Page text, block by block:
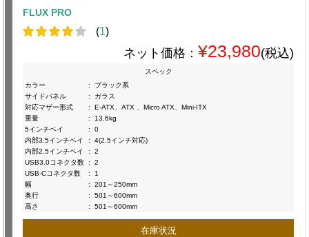
FLUX PRO
(1)
ネット価格： ¥23,980(税込)
スペック
カラー
:
ブラック系
サイドパネル
:
ガラス
対応マザー形式
:
E-ATX、ATX 、Micro ATX、Mini-ITX
重量
:
13.6kg
5インチベイ
:
0
内部3.5インチベイ
:
4(2.5インチ対応)
内部2.5インチベイ
:
2
USB3.0コネクタ数 :
2
USB-Cコネクタ数
:
1
幅
:
201～250mm
奥行
:
501～600mm
高さ
: 501～600mm
在庫状況